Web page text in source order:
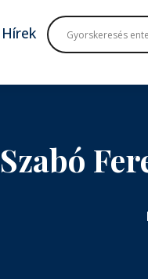
Hírek
Szabó